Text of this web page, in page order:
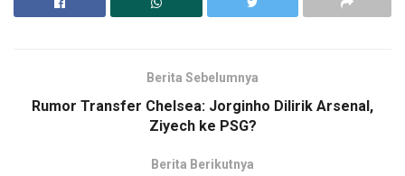
Berita Sebelumnya
Rumor Transfer Chelsea: Jorginho Dilirik Arsenal,
Ziyech ke PSG?
Berita Berikutnya